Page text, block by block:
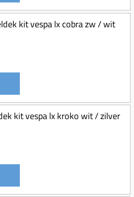
kit vespa lx cobra zw / wit
kit vespa lx kroko wit / zilver